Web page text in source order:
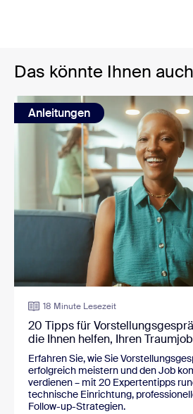
Das könnte Ihnen
Anleitungen
18 Minute Lesezeit
20 Tipps für
die Ihnen helfen, Ihren
Erfahren Sie, wie Sie
erfolgreich meistern und den Job
verdienen – mit 20 Expertentipps
technische Einrichtung,
Follow-up-Strategien.